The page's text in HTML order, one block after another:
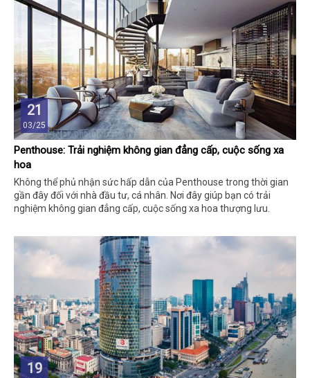
21
03/25
Penthouse: Trải nghiệm không gian đẳng cấp, cuộc sống xa
hoa
Không thể phủ nhận sức hấp dẫn của Penthouse trong thời gian
gần đây đối với nhà đầu tư, cá nhân. Nơi đây giúp bạn có trải
nghiệm không gian đẳng cấp, cuộc sống xa hoa thượng lưu.
19